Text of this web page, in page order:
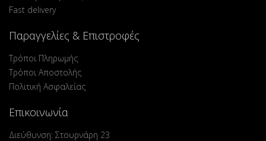
Fast delivery
Παραγγελίες & Επιστροφές
Τρόποι Πληρωμής
Τρόποι Αποστολής
Πολιτική Ασφαλείας
Επικοινωνία
Διεύθυνση: Στουρνάρη 23